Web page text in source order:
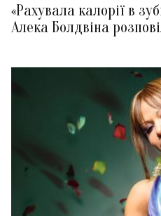
«Рахувала калорії в
Алека Болдвіна